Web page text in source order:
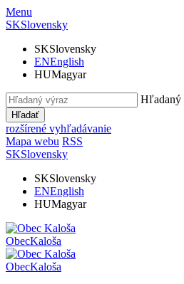
Menu
SKSlovensky
SKSlovensky
ENEnglish
HUMagyar
Hľadaný
Hľadať
rozšírené vyhľadávanie
Mapa webu RSS
SKSlovensky
SKSlovensky
ENEnglish
HUMagyar
ObecKaloša
ObecKaloša